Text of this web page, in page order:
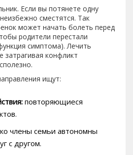
Если вы потянете одну
сместятся. Так
может начать болеть перед
родители перестали
симптома). Лечить
затрагивая конфликт
ищут:
повторяющиеся
члены семьи автономны
с другом.